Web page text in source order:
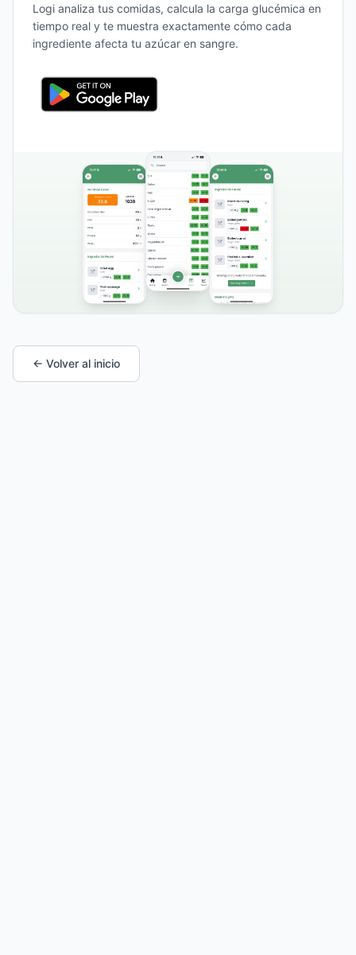
Logi analiza tus comidas, calcula la carga glucémica en
tiempo real y te muestra exactamente cómo cada
ingrediente afecta tu azúcar en sangre.
← Volver al inicio